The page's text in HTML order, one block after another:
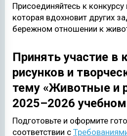
Присоединяйтесь к конкурсу
которая вдохновит других
бережном отношении к
Принять участие в
рисунков и
тему «Животные и
2025–2026
Подготовьте и оформите
соответствии с